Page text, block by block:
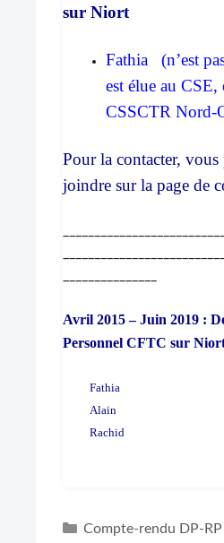
sur Niort
Fathia (n’est
est élue au CSE,
CSSCTR Nord-
Pour la contacter,
joindre sur la page de
Avril 2015 – Juin 2019 :
Personnel CFTC sur
Fathia
Alain
Rachid
Catégories
Compte-rendu DP-RP